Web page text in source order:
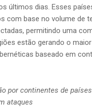
últimos dias. Esses
com base no volume de
permitindo uma
estão gerando o
baseado em
por continentes de
ataques